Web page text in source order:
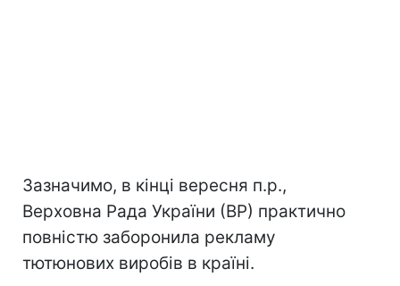
Зазначимо, в кінці вересня п.р.,
Верховна Рада України (ВР) практично
повністю заборонила рекламу
тютюнових виробів в країні.